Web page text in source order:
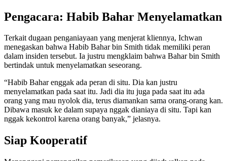
Pengacara: Habib Bahar Menyelamatkan
Terkait dugaan penganiayaan yang menjerat kliennya, Ichwan
menegaskan bahwa Habib Bahar bin Smith tidak memiliki peran
dalam insiden tersebut. Ia justru mengklaim bahwa Bahar bin Smith
bertindak untuk menyelamatkan seseorang.
“Habib Bahar enggak ada peran di situ. Dia kan justru
menyelamatkan pada saat itu. Jadi dia itu juga pada saat itu ada
orang yang mau nyolok dia, terus diamankan sama orang-orang kan.
Dibawa masuk ke dalam supaya nggak dianiaya di situ. Tapi kan
nggak kekontrol karena orang banyak,” jelasnya.
Siap Kooperatif